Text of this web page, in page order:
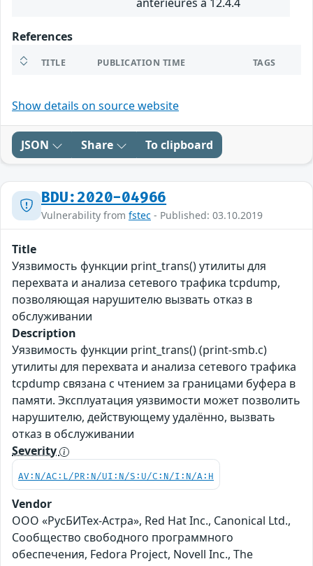
References
TITLE PUBLICATION TIME TAGS
Show details on source website
JSON Share To clipboard
BDU:2020-04966
Vulnerability from fstec - Published: 03.10.2019
Title
Уязвимость функции print_trans() утилиты для
перехвата и анализа сетевого трафика tcpdump,
позволяющая нарушителю вызвать отказ в
обслуживании
Description
Уязвимость функции print_trans() (print-smb.c)
утилиты для перехвата и анализа сетевого трафика
tcpdump связана с чтением за границами буфера в
памяти. Эксплуатация уязвимости может позволить
нарушителю, действующему удалённо, вызвать
отказ в обслуживании
Severity
AV:N/AC:L/PR:N/UI:N/S:U/C:N/I:N/A:H
Vendor
ООО «РусБИТех-Астра», Red Hat Inc., Canonical Ltd.,
Сообщество свободного программного
обеспечения, Fedora Project, Novell Inc., The